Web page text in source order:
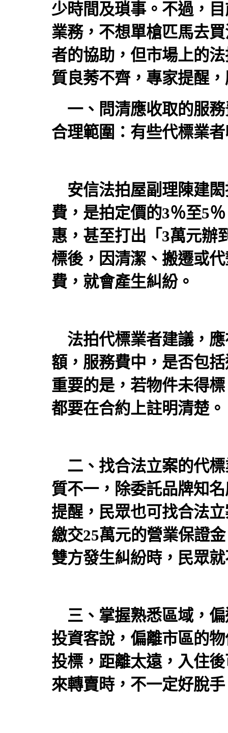
少時間及瑣事。不過，
業務，不想單槍匹馬去買
者的協助，但市場上的
質良莠不齊，專家提醒
一、問清應收取的服務
合理範圍：有些代標業
安信法拍屋副理陳建
費，是拍定價的3％至5
惠，甚至打出「3萬元辦
標後，因清潔、搬遷或
費，就會產生糾紛。
法拍代標業者建議，
額，服務費中，是否包
重要的是，若物件未得
都要在合約上註明清楚。
二、找合法立案的代
質不一，除委託品牌知
提醒，民眾也可找合法
繳交25萬元的營業保證
雙方發生糾紛時，民眾
三、掌握熟悉區域，
投資客說，偏離市區的
投標，距離太遠，入住
來轉賣時，不一定好脫